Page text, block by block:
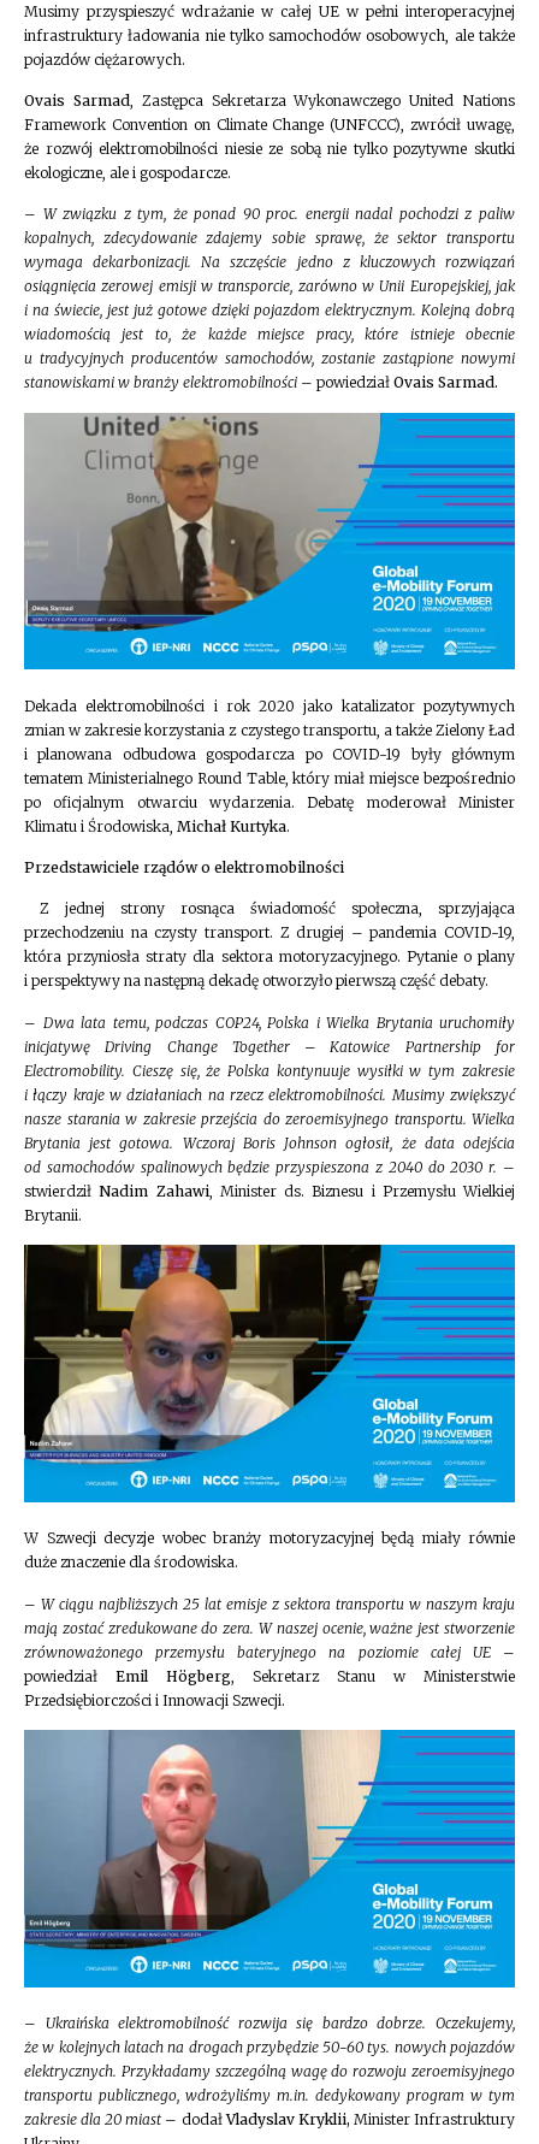
Musimy przyspieszyć wdrażanie w całej UE w pełni interoperacyjnej
infrastruktury ładowania nie tylko samochodów osobowych, ale także
pojazdów ciężarowych.
Ovais Sarmad
, Zastępca Sekretarza Wykonawczego United Nations
Framework Convention on Climate Change (UNFCCC), zwrócił uwagę,
że rozwój elektromobilności niesie ze sobą nie tylko pozytywne skutki
ekologiczne, ale i gospodarcze.
– W związku z tym, że ponad 90 proc. energii nadal pochodzi z paliw
kopalnych, zdecydowanie zdajemy sobie sprawę, że sektor transportu
wymaga dekarbonizacji. Na szczęście jedno z kluczowych rozwiązań
osiągnięcia zerowej emisji w transporcie, zarówno w Unii Europejskiej, jak
i na świecie, jest już gotowe dzięki pojazdom elektrycznym. Kolejną dobrą
wiadomością jest to, że każde miejsce pracy, które istnieje obecnie
u tradycyjnych producentów samochodów, zostanie zastąpione nowymi
stanowiskami w branży elektromobilności – powiedział Ovais Sarmad.
Dekada elektromobilności i rok 2020 jako katalizator pozytywnych
zmian w zakresie korzystania z czystego transportu, a także Zielony Ład
i planowana odbudowa gospodarcza po COVID-19 były głównym
tematem Ministerialnego Round Table, który miał miejsce bezpośrednio
po oficjalnym otwarciu wydarzenia. Debatę moderował Minister
Klimatu i Środowiska, Michał Kurtyka.
Przedstawiciele rządów o elektromobilności
Z jednej strony rosnąca świadomość społeczna, sprzyjająca
przechodzeniu na czysty transport. Z drugiej – pandemia COVID-19,
która przyniosła straty dla sektora motoryzacyjnego. Pytanie o plany
i perspektywy na następną dekadę otworzyło pierwszą część debaty.
– Dwa lata temu, podczas COP24, Polska i Wielka Brytania uruchomiły
inicjatywę Driving Change Together – Katowice Partnership for
Electromobility. Cieszę się, że Polska kontynuuje wysiłki w tym zakresie
i łączy kraje w działaniach na rzecz elektromobilności. Musimy zwiększyć
nasze starania w zakresie przejścia do zeroemisyjnego transportu. Wielka
Brytania jest gotowa. Wczoraj Boris Johnson ogłosił, że data odejścia
od samochodów spalinowych będzie przyspieszona z 2040 do 2030 r. –
stwierdziłNadim Zahawi, Minister ds. Biznesu i Przemysłu Wielkiej
Brytanii.
W Szwecji decyzje wobec branży motoryzacyjnej będą miały równie
duże znaczenie dla środowiska.
– W ciągu najbliższych 25 lat emisje z sektora transportu w naszym kraju
mają zostać zredukowane do zera. W naszej ocenie, ważne jest stworzenie
zrównoważonego przemysłu bateryjnego na poziomie całej UE –
powiedział Emil Högberg , Sekretarz Stanu w Ministerstwie
Przedsiębiorczości i Innowacji Szwecji.
– Ukraińska elektromobilność rozwija się bardzo dobrze. Oczekujemy,
że w kolejnych latach na drogach przybędzie 50-60 tys. nowych pojazdów
elektrycznych. Przykładamy szczególną wagę do rozwoju zeroemisyjnego
transportu publicznego, wdrożyliśmy m.in. dedykowany program w tym
zakresie dla 20 miast – dodałVladyslav Kryklii, Minister Infrastruktury